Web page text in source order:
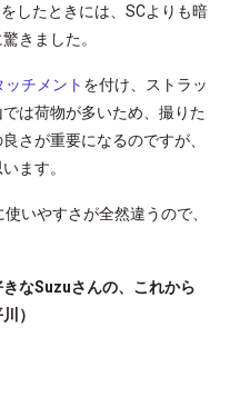
したときには、SCよりも暗
きました。
ッチメント を付け、ストラッ
は荷物が多いため、撮りた
さが重要になるのですが、
ます。
いやすさが全然違うので、
なSuzuさんの、これから
）